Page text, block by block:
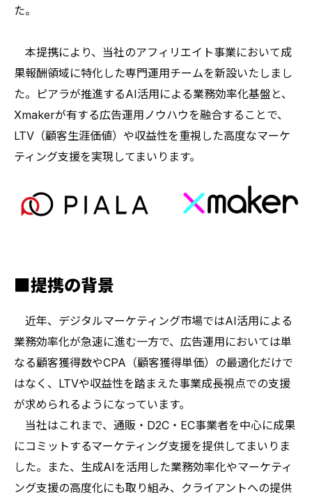
た。
本提携により、当社のアフィリエイト事業において成
果報酬領域に特化した専門運用チームを新設いたしまし
た。ピアラが推進するAI活用による業務効率化基盤と、
Xmakerが有する広告運用ノウハウを融合することで、
LTV（顧客生涯価値）や収益性を重視した高度なマーケ
ティング支援を実現してまいります。
■提携の背景
近年、デジタルマーケティング市場ではAI活用による
業務効率化が急速に進む一方で、広告運用においては単
なる顧客獲得数やCPA（顧客獲得単価）の最適化だけで
はなく、LTVや収益性を踏まえた事業成長視点での支援
が求められるようになっています。
当社はこれまで、通販・D2C・EC事業者を中心に成果
にコミットするマーケティング支援を提供してまいりま
した。また、生成AIを活用した業務効率化やマーケティ
ング支援の高度化にも取り組み、クライアントへの提供